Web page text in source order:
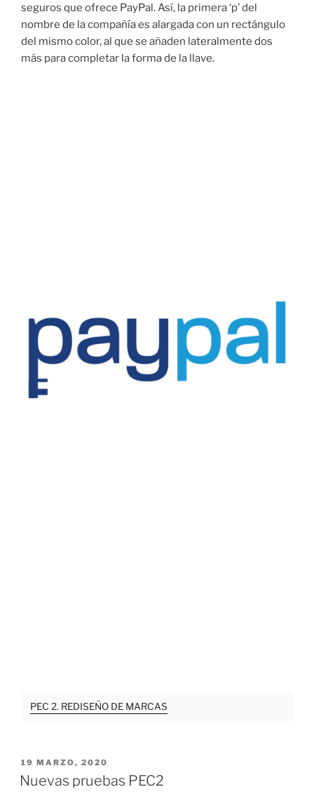
seguros que ofrece PayPal. Así, la primera ‘p’ del
nombre de la compañía es alargada con un rectángulo
del mismo color, al que se añaden lateralmente dos
más para completar la forma de la llave.
PEC 2. REDISEÑO DE MARCAS
PUBLICADO
EL
19 MARZO, 2020
Nuevas pruebas PEC2